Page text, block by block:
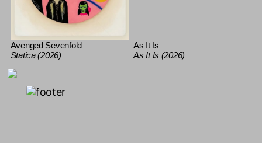
Avenged Sevenfold
Statica (2026)
As It Is
As It Is (2026)